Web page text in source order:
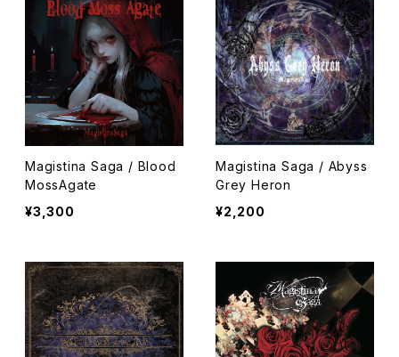
Magistina Saga / Blood
MossAgate
¥3,300
Magistina Saga / Abyss
Grey Heron
¥2,200